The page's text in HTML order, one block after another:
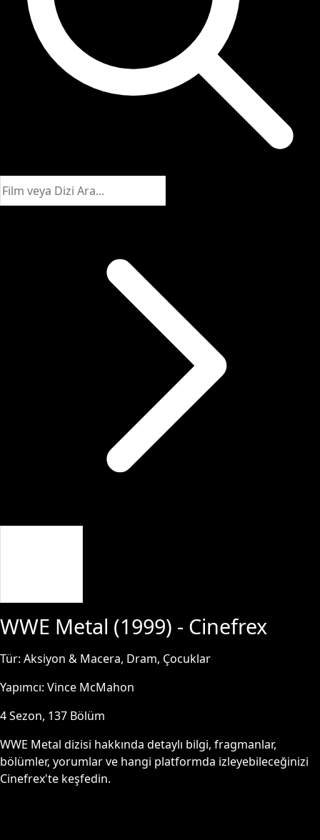
WWE Metal (1999) - Cinefrex
Tür: Aksiyon & Macera, Dram, Çocuklar
Yapımcı: Vince McMahon
4Sezon, 137 Bölüm
WWE Metal dizisi hakkında detaylı bilgi, fragmanlar,
bölümler, yorumlar ve hangi platformda izleyebileceğinizi
Cinefrex'te keşfedin.